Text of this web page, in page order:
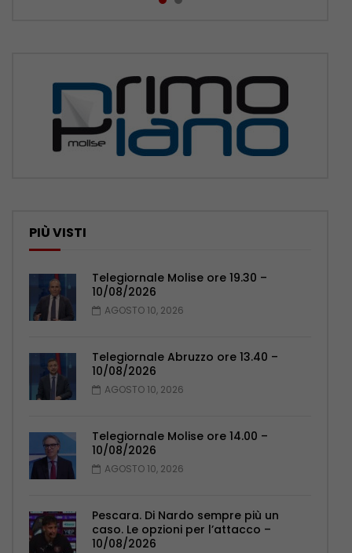
PIÙ VISTI
Telegiornale Molise ore 19.30 –
10/08/2026
AGOSTO 10, 2026
Telegiornale Abruzzo ore 13.40 –
10/08/2026
AGOSTO 10, 2026
Telegiornale Molise ore 14.00 –
10/08/2026
AGOSTO 10, 2026
Pescara. Di Nardo sempre più un
caso. Le opzioni per l’attacco –
10/08/2026